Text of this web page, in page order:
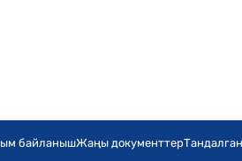
байланышЖаңы документтер